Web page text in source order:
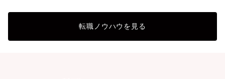
転職ノウハウを見る